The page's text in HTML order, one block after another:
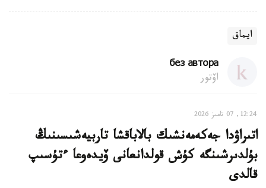
ايماق
без автора
اۆتور
12:24, 07 تامىز 2026
اتىراۋدا جەكەمەنشىك بالاباقشا تاربيەشىسىنىڭ
بۇلدىرشىنگە كۇش قولدانعانى ۆيدەوعا ءتۇسىپ
قالدى